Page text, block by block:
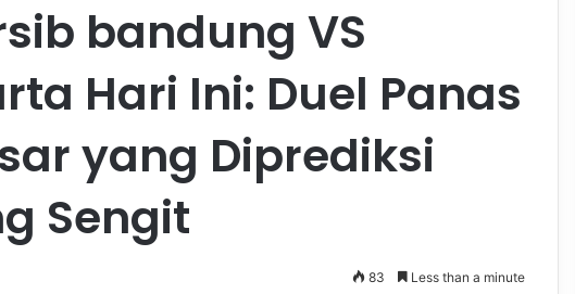
bandung VS
Hari Ini: Duel Panas
yang Diprediksi
Sengit
83 Less than a minute